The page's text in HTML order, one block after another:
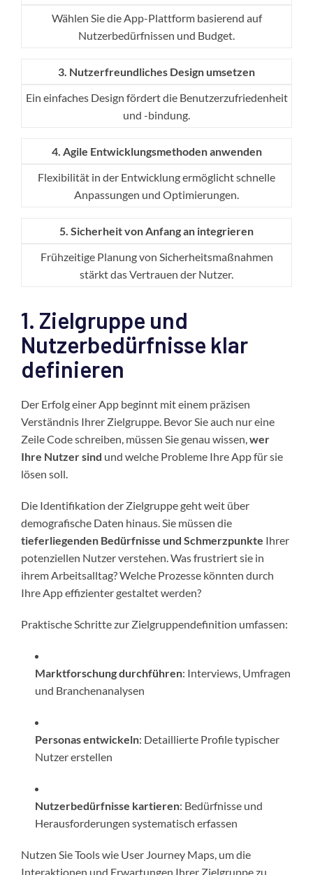
Wählen Sie die App-Plattform basierend auf
Nutzerbedürfnissen und Budget.
3. Nutzerfreundliches Design umsetzen
Ein einfaches Design fördert die Benutzerzufriedenheit
und -bindung.
4. Agile Entwicklungsmethoden anwenden
Flexibilität in der Entwicklung ermöglicht schnelle
Anpassungen und Optimierungen.
5. Sicherheit von Anfang an integrieren
Frühzeitige Planung von Sicherheitsmaßnahmen
stärkt das Vertrauen der Nutzer.
1. Zielgruppe und
Nutzerbedürfnisse klar
definieren
Der Erfolg einer App beginnt mit einem präzisen
Verständnis Ihrer Zielgruppe. Bevor Sie auch nur eine
Zeile Code schreiben, müssen Sie genau wissen,wer
Ihre Nutzer sind und welche Probleme Ihre App für sie
lösen soll.
Die Identifikation der Zielgruppe geht weit über
demografische Daten hinaus. Sie müssen die
tieferliegenden Bedürfnisse und Schmerzpunkte Ihrer
potenziellen Nutzer verstehen. Was frustriert sie in
ihrem Arbeitsalltag? Welche Prozesse könnten durch
Ihre App effizienter gestaltet werden?
Praktische Schritte zur Zielgruppendefinition umfassen:
Marktforschung durchführen: Interviews, Umfragen
und Branchenanalysen
Personas entwickeln: Detaillierte Profile typischer
Nutzer erstellen
Nutzerbedürfnisse kartieren: Bedürfnisse und
Herausforderungen systematisch erfassen
Nutzen Sie Tools wie User Journey Maps, um die
Interaktionen und Erwartungen Ihrer Zielgruppe zu